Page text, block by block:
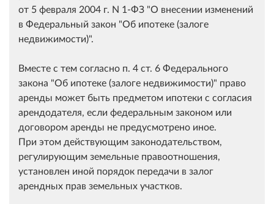
от 5 февраля 2004 г. N 1-ФЗ "О внесении изменений
в Федеральный закон "Об ипотеке (залоге
недвижимости)".
Вместе с тем согласно п. 4 ст. 6 Федерального
закона "Об ипотеке (залоге недвижимости)" право
аренды может быть предметом ипотеки с согласия
арендодателя, если федеральным законом или
договором аренды не предусмотрено иное.
При этом действующим законодательством,
регулирующим земельные правоотношения,
установлен иной порядок передачи в залог
арендных прав земельных участков.